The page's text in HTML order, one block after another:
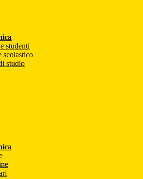
studenti
scolastico
studio